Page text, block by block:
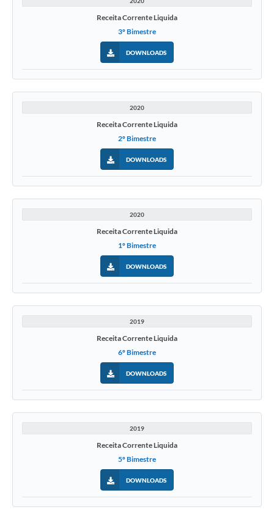
Receita Corrente Liquida
3º Bimestre
DOWNLOADS
2020
Receita Corrente Liquida
2º Bimestre
DOWNLOADS
2020
Receita Corrente Liquida
1º Bimestre
DOWNLOADS
2019
Receita Corrente Liquida
6º Bimestre
DOWNLOADS
2019
Receita Corrente Liquida
5º Bimestre
DOWNLOADS